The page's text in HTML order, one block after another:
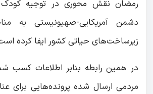
رمضان نقش محوری در توجیه
دشمن آمریکایی-صهیونیستی به
زیرساخت‌های حیاتی کشور ایفا کرده
در همین رابطه بنابر اطلاعات کسب
مردمی ارسال شده پرونده‌هایی برای